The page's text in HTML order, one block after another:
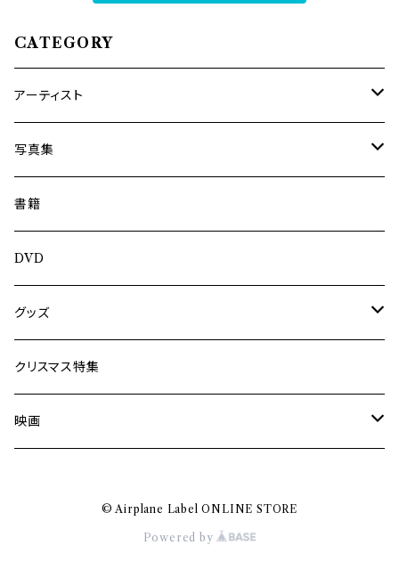
CATEGORY
アーティスト
内海利勝
南博
ASA-CHANG
Jun Kawabata
Mooney
ミャンマー伝統音楽
写真集
Jun Kawabata
旅の記憶
書籍
DVD
グッズ
Tシャツ
クリスマス特集
映画
© Airplane Label ONLINE STORE
Powered by